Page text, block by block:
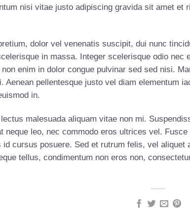
nisi vitae justo adipiscing gravida sit amet
dolor vel venenatis suscipit, dui nunc
in massa. Integer scelerisque odio nec
enim in dolor congue pulvinar sed sed nisi.
Aenean pellentesque justo vel diam elementum
in.
malesuada aliquam vitae non mi.
neque leo, nec commodo eros ultrices vel.
cursus posuere. Sed et rutrum felis, vel
tellus, condimentum non eros non,